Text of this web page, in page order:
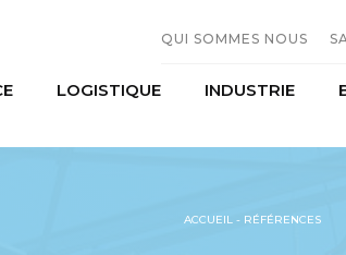
QUI SOMMES NOUS
Moyens humains
et distribution
LOGISTIQUE
Transport
INDUSTRIE
ACCUEIL- RÉFÉRENCES